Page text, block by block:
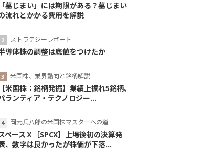
「墓じまい」には期限がある？墓じまい
流れとかかる費用を解説
ストラテジーレポート
導体株の調整は底値をつけたか
米国株、業界動向と銘柄解説
【米国株：銘柄発掘】業績上振れ5銘柄、
ランティア・テクノロジー...
岡元兵八郎の米国株マスターへの道
ペースＸ［SPCX］上場後初の決算発
、数字は良かったが株価が下落...